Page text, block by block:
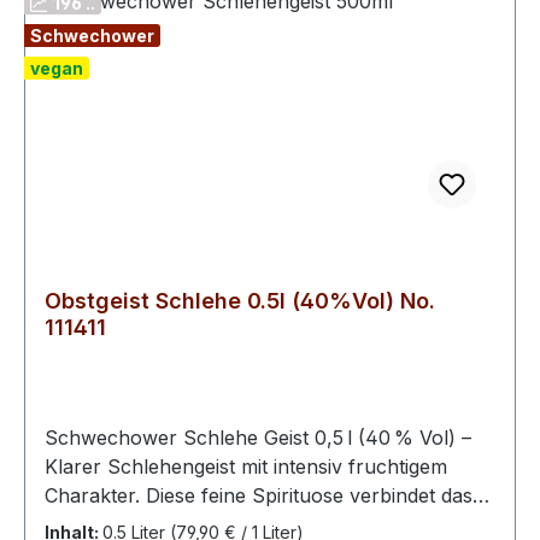
ferne Erinnerungen.
Schwechower
vegan
Obstgeist Schlehe 0.5l (40%Vol) No.
111411
Schwechower Schlehe Geist 0,5 l (40 % Vol) –
Klarer Schlehengeist mit intensiv fruchtigem
Charakter. Diese feine Spirituose verbindet das
volle Aroma aromatischer Schlehen mit einer
Inhalt: 0.5 Liter (79,90 € / 1 Liter)